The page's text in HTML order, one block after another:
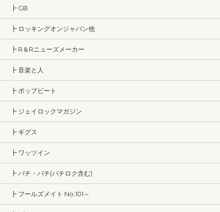
┣ GB
┣ ロッキングオンジャパン他
┣ R＆Rニューズメーカー
┣ 音楽と人
┣ ポップビート
┣ ジェイロックマガジン
┣ ギグス
┣ ワッツイン
┣ パチ・パチ(パチロク含む)
┣ フールズメイト No.101～